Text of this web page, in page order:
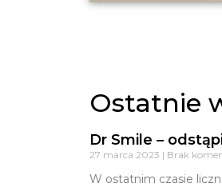
Ostatnie
Dr Smile –
27 marca 2023 Brak
W ostatnim czasie